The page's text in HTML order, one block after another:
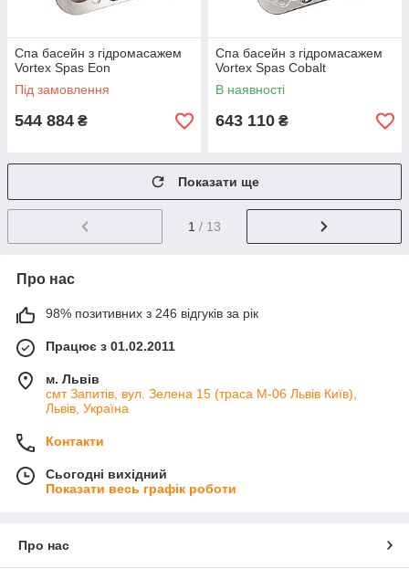
Спа басейн з гідромасажем
Vortex Spas Eon
Під замовлення
544 884 ₴
Спа басейн з гідромасажем
Vortex Spas Cobalt
В наявності
643 110 ₴
Показати ще
1 / 13
Про нас
98% позитивних з 246 відгуків за рік
Працює з 01.02.2011
м. Львів
смт Запитів, вул. Зелена 15 (траса М-06 Львів Київ),
Львів, Україна
Контакти
Сьогодні вихідний
Показати весь графік роботи
Про нас